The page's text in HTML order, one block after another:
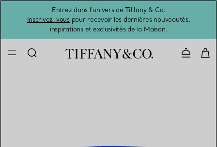
Entrez dans l’univers de Tiffany & Co.
Inscrivez-vouspour recevoir les dernières nouveautés,
inspirations et exclusivités de la Maison.